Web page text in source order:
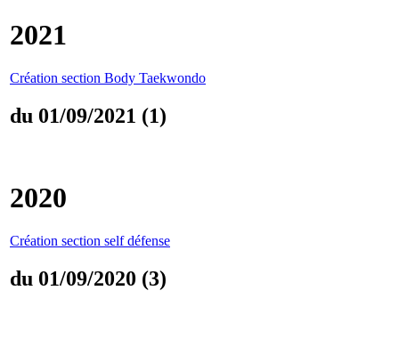
2021
Création section Body Taekwondo
du 01/09/2021 (1)
2020
Création section self défense
du 01/09/2020 (3)